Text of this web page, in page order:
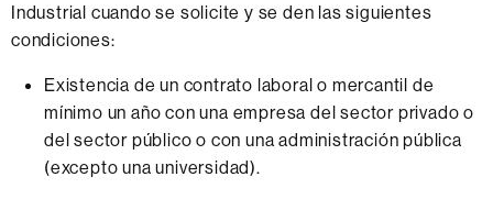
Industrial cuando se solicite y se den las siguientes
condiciones:
Existencia de un contrato laboral o mercantil de
mínimo un año con una empresa del sector privado o
del sector público o con una administración pública
(excepto una universidad).